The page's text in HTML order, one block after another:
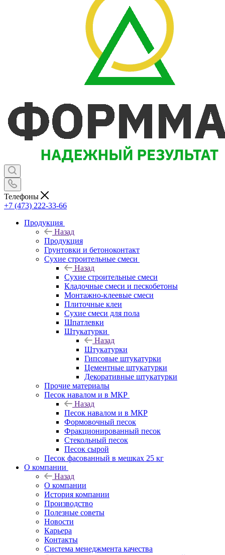
Телефоны
+7 (473) 222-33-66
Продукция
Назад
Продукция
Грунтовки и бетоноконтакт
Сухие строительные смеси
Назад
Сухие строительные смеси
Кладочные смеси и пескобетоны
Монтажно-клеевые смеси
Плиточные клеи
Сухие смеси для пола
Шпатлевки
Штукатурки
Назад
Штукатурки
Гипсовые штукатурки
Цементные штукатурки
Декоративные штукатурки
Прочие материалы
Песок навалом и в МКР
Назад
Песок навалом и в МКР
Формовочный песок
Фракционированный песок
Стекольный песок
Песок сырой
Песок фасованный в мешках 25 кг
О компании
Назад
О компании
История компании
Производство
Полезные советы
Новости
Карьера
Контакты
Система менеджмента качества